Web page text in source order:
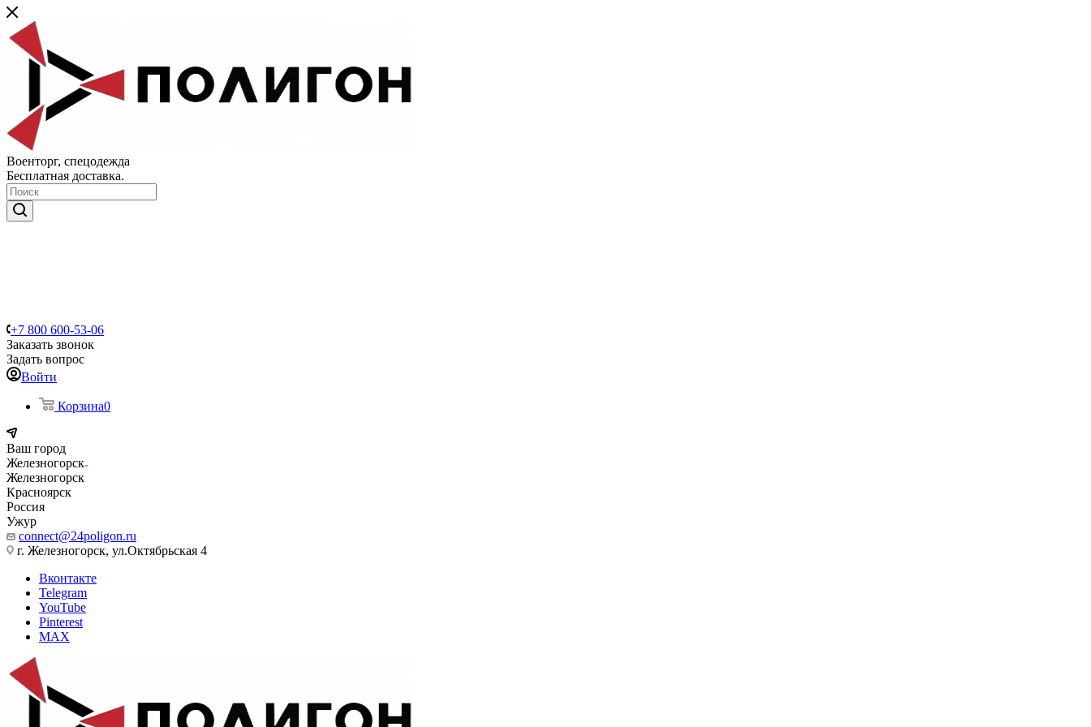
Военторг, спецодежда
Бесплатная доставка.
+7 800 600-53-06
Заказать звонок
Задать вопрос
Войти
Корзина0
Ваш город
Железногорск
Железногорск
Красноярск
Россия
Ужур
connect@24poligon.ru
г. Железногорск, ул.Октябрьская 4
Вконтакте
Telegram
YouTube
Pinterest
MAX